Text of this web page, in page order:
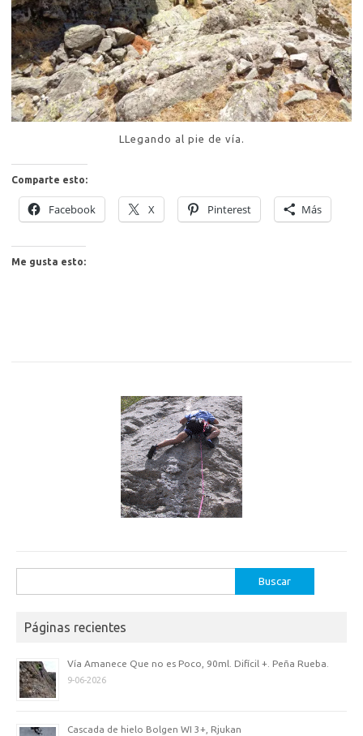
LLegando al pie de vía.
Comparte esto:
Facebook X Pinterest Más
Me gusta esto:
Páginas recientes
Vía Amanece Que no es Poco, 90ml. Difícil +. Peña Rueba.
9-06-2026
Cascada de hielo Bolgen WI 3+, Rjukan